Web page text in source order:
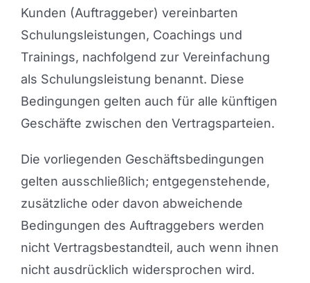
Kunden (Auftraggeber) vereinbarten
Schulungsleistungen, Coachings und
Trainings, nachfolgend zur Vereinfachung
als Schulungsleistung benannt. Diese
Bedingungen gelten auch für alle künftigen
Geschäfte zwischen den Vertragsparteien.
Die vorliegenden Geschäftsbedingungen
gelten ausschließlich; entgegenstehende,
zusätzliche oder davon abweichende
Bedingungen des Auftraggebers werden
nicht Vertragsbestandteil, auch wenn ihnen
nicht ausdrücklich widersprochen wird.